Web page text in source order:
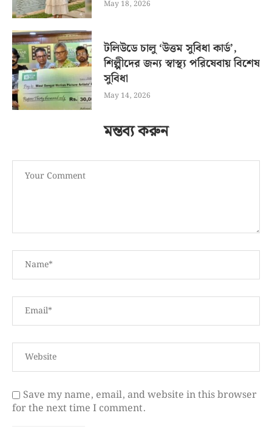
May 18, 2026
টলিউডে চালু ‘উত্তম সুবিধা কার্ড’,
শিল্পীদের জন্য স্বাস্থ্য পরিষেবায় বিশেষ
সুবিধা
May 14, 2026
মন্তব্য করুন
Save my name, email, and website in this browser
for the next time I comment.